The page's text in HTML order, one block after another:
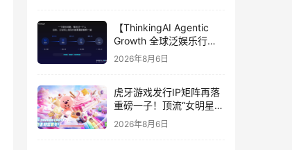
【ThinkingAI Agentic
Growth 全球泛娱乐行业
峰会】Agent 时代，人到
2026年8月6日
虎牙游戏发行IP矩阵再落
重磅一子！顶流“女明星”
ZANMANG LOOPY 正版
3D消除手游《消消奇遇》
2026年8月6日